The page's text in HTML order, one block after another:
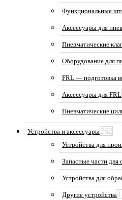
Функциональные
Аксессуары для
Пневматические
Оборудование для
FRL — подготовка
Аксессуары для FRL
Пневматические
Устройства и аксессуары262
Устройства для
Запасные части для
Устройства для
Другие устройства